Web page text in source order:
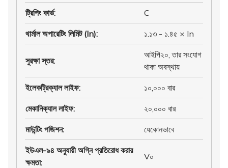
ট্রিপিং কার্ভ: C
থার্মাল অপারেটিং লিমিট (In): ১.১৩ - ১.৪৫ × In
সুরক্ষা স্তর:
আইপি২০, তার সংযোগ
থাকা অবস্থায়
ইলেকট্রিক্যাল লাইফ: ১০,০০০ বার
মেকানিক্যাল লাইফ: ২০,০০০ বার
মাউন্টিং পজিশন: যেকোনভাবে
ইউএল-৯৪ অনুযায়ী অগ্নি প্রতিরোধ করার
ক্ষমতা:
V০